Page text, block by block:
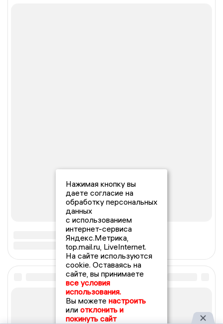
Нажимая кнопку вы
даете согласие на
обработку персональных
данных
с использованием
интернет-сервиса
Яндекс.Метрика,
top.mail.ru, LiveInternet.
На сайте используются
cookie. Оставаясь на
сайте, вы принимаете
все условия
использования.
Вы можете настроить
или отклонить и
покинуть сайт